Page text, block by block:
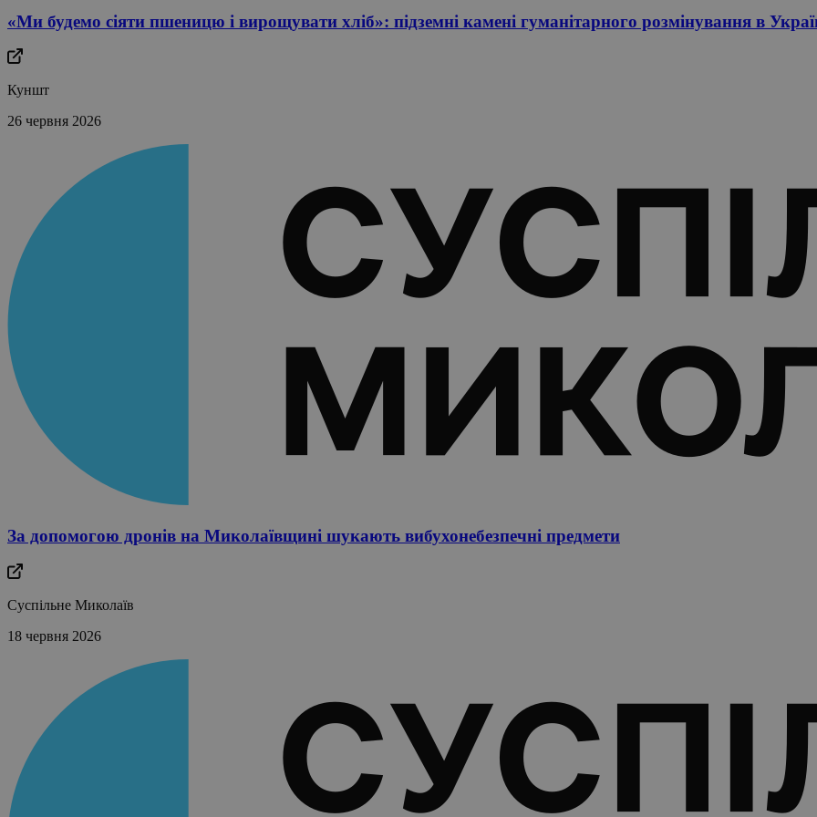
«Ми будемо сіяти пшеницю і вирощувати хліб»: підземні камені гуманітарного розмінування в
Куншт
26 червня 2026
За допомогою дронів на Миколаївщині шукають вибухонебезпечні предмети
Суспільне Миколаїв
18 червня 2026